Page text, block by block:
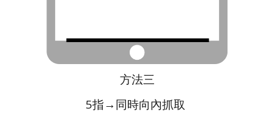
方法三
5指→同時向內抓取